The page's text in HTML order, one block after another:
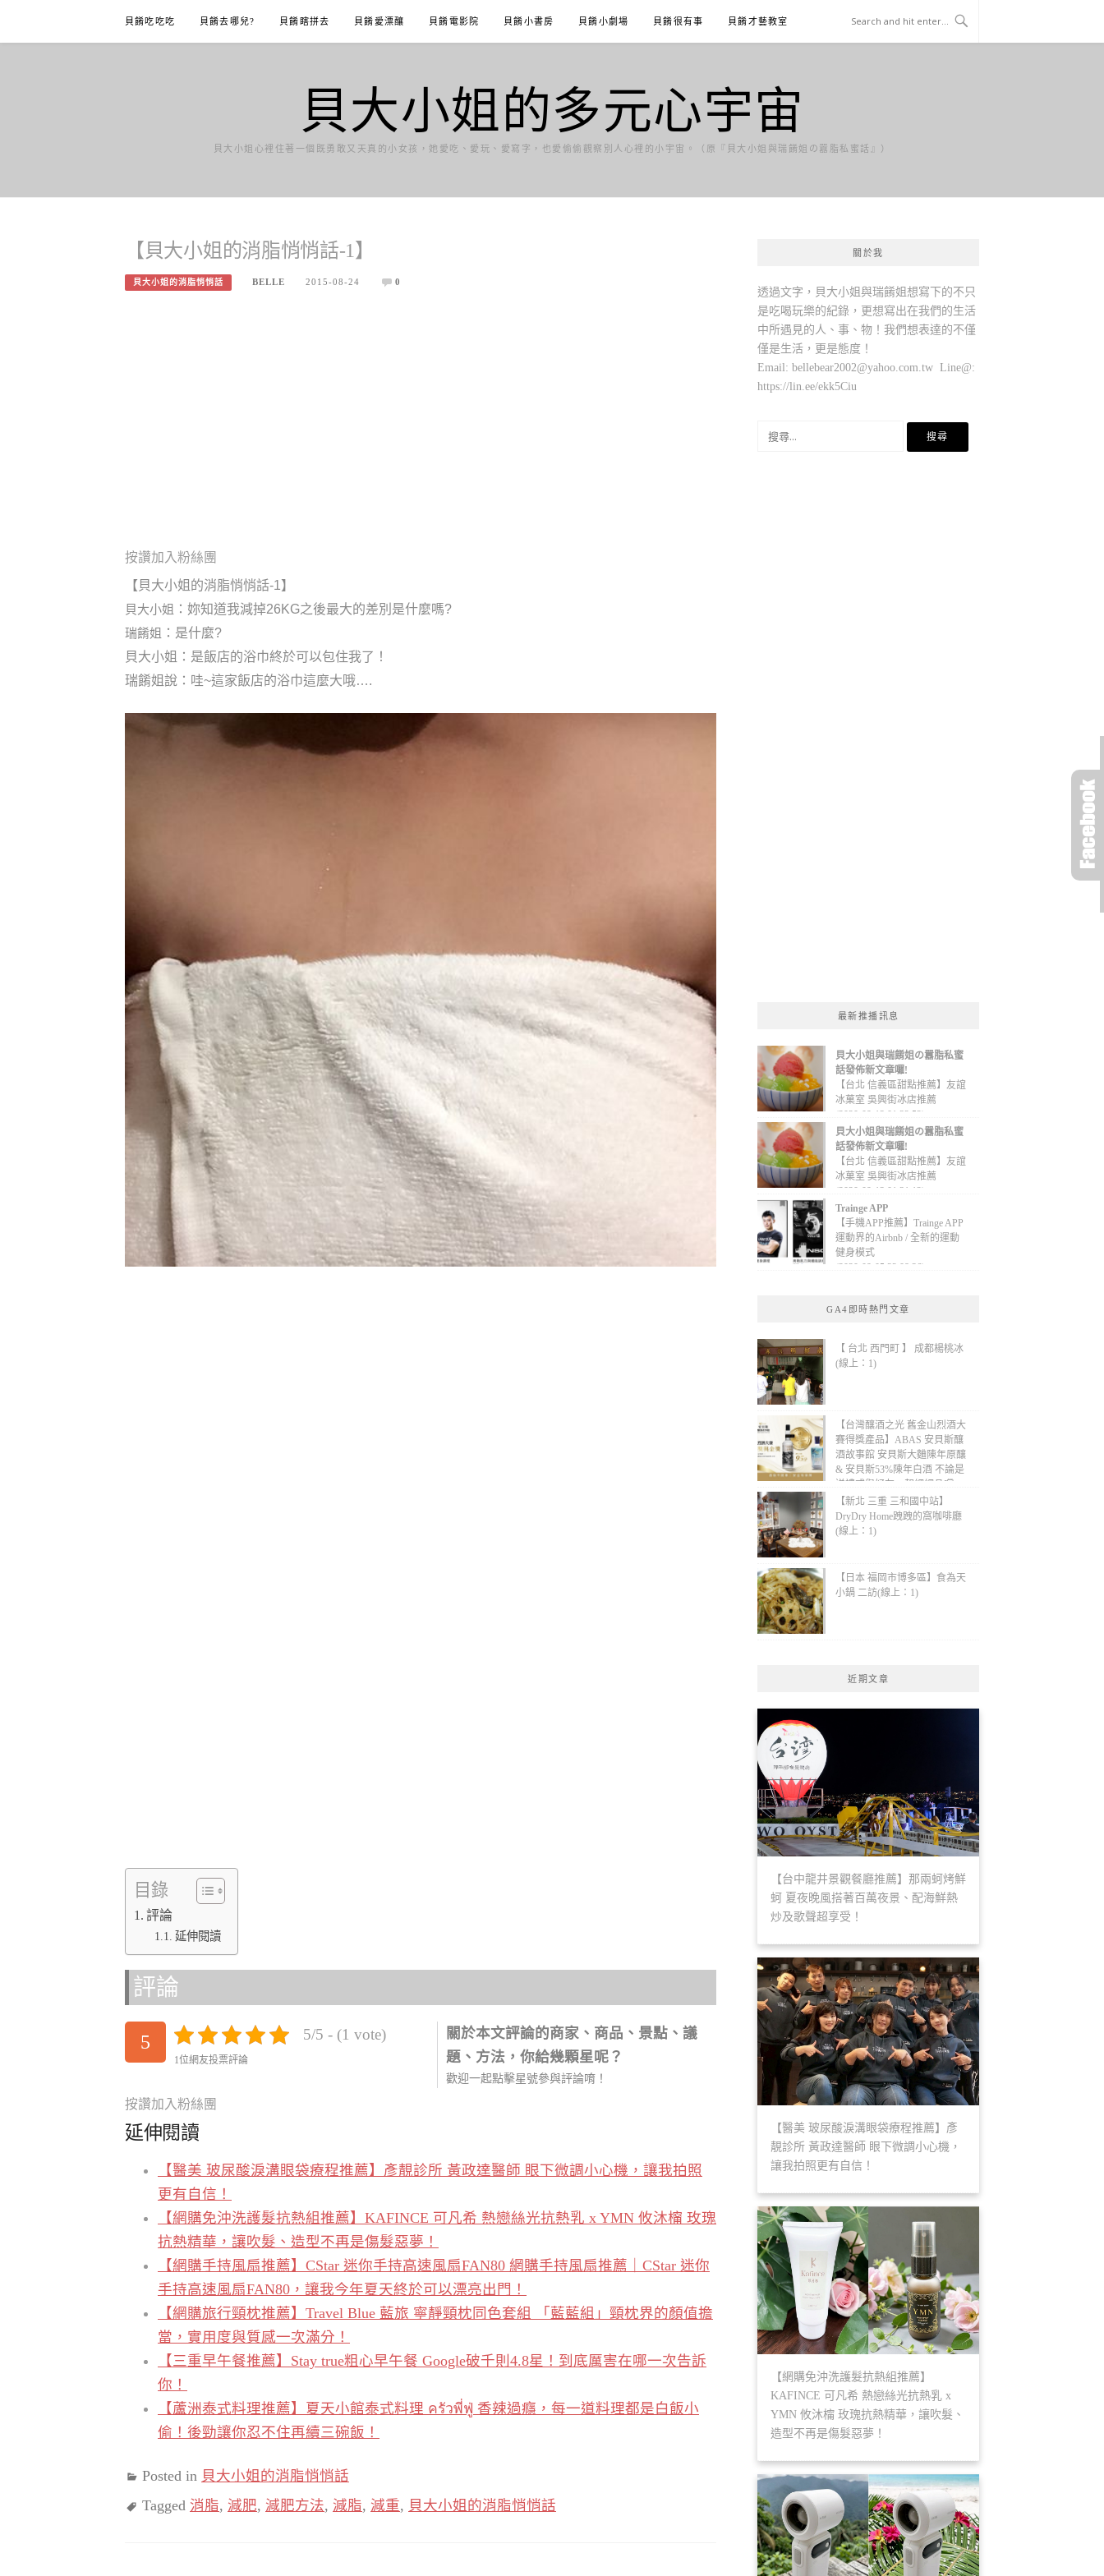
content
貝餚吃吃吃 貝餚去哪兒? 貝餚瞎拼去 貝餚愛漂釀 貝餚電影院 貝餚小書房 貝餚小劇場 貝餚很有事 貝餚才藝教室
貝大小姐的多元心宇宙
貝大小姐心裡住著一個既勇敢又天真的小女孩，她愛吃、愛玩、愛寫字，也愛偷偷觀察別人心裡的小宇宙。（原『貝大小姐與瑞餚姐の囂脂私蜜話』）
【貝大小姐的消脂悄悄話-1】
貝大小姐的消脂悄悄話 BELLE 2015-08-24 0
按讚加入粉絲團
【貝大小姐的消脂悄悄話-1】
貝大小姐‬ ：妳知道我減掉26KG之後最大的差別是什麼嗎?
瑞餚姐‬ ：是什麼?
貝大小姐：是飯店的浴巾終於可以包住我了！
瑞餚姐說：哇~這家飯店的浴巾這麼大哦….
目錄
評論
延伸閱讀
評論
5 5/5 - (1 vote)
1位網友投票評論
關於本文評論的商家、商品、景點、議
題、方法，你給幾顆星呢？
歡迎一起點擊星號參與評論唷！
按讚加入粉絲團
延伸閱讀
【醫美 玻尿酸淚溝眼袋療程推薦】彥靚診所 黃政達醫師 眼下微調小心機，讓我拍照
更有自信！
【網購免沖洗護髮抗熱組推薦】KAFINCE 可凡希 熱戀絲光抗熱乳 x YMN 攸沐橣 玫瑰
抗熱精華，讓吹髮、造型不再是傷髮惡夢！
【網購手持風扇推薦】CStar 迷你手持高速風扇FAN80 網購手持風扇推薦｜CStar 迷你
手持高速風扇FAN80，讓我今年夏天終於可以漂亮出門！
【網購旅行頸枕推薦】Travel Blue 藍旅 寧靜頸枕同色套組 「藍藍組」頸枕界的顏值擔
當，實用度與質感一次滿分！
【三重早午餐推薦】Stay true粗心早午餐 Google破千則4.8星！到底厲害在哪一次告訴
你！
【蘆洲泰式料理推薦】夏天小館泰式料理 ครัวพี่ฟู่ 香辣過癮，每一道料理都是白飯小
偷！後勁讓你忍不住再續三碗飯！
Posted in 貝大小姐的消脂悄悄話
Tagged 消脂, 減肥, 減肥方法, 減脂, 減重, 貝大小姐的消脂悄悄話
關於我
透過文字，貝大小姐與瑞餚姐想寫下的不只
是吃喝玩樂的紀錄，更想寫出在我們的生活
中所遇見的人、事、物！我們想表達的不僅
僅是生活，更是態度！
Email: bellebear2002@yahoo.com.tw Line@:
https://lin.ee/ekk5Ciu
最新推播訊息
貝大小姐與瑞餚姐の囂脂私蜜
話發佈新文章囉!
【台北 信義區甜點推薦】友誼
冰菓室 吳興街冰店推薦
(2020-09-13 01:32:52)
貝大小姐與瑞餚姐の囂脂私蜜
話發佈新文章囉!
【台北 信義區甜點推薦】友誼
冰菓室 吳興街冰店推薦
(2020-09-13 01:31:12)
Trainge APP
【手機APP推薦】Trainge APP
運動界的Airbnb / 全新的運動
健身模式
(2020-09-05 22:08:36)
GA4即時熱門文章
【 台北 西門町 】 成都楊桃冰
(線上：1)
【台灣釀酒之光 舊金山烈酒大
賽得獎產品】ABAS 安貝斯釀
酒故事館 安貝斯大麯陳年原釀
& 安貝斯53%陳年白酒 不論是
送禮或與好友一起細細品嚐，
都是品味十足的最佳選擇！(線
上：1)
【新北 三重 三和國中站】
DryDry Home跩跩的窩咖啡廳
(線上：1)
【日本 福岡市博多區】食為天
小鍋 二訪(線上：1)
近期文章
【台中龍井景觀餐廳推薦】那兩蚵烤鮮
蚵 夏夜晚風搭著百萬夜景、配海鮮熱
炒及歌聲超享受！
【醫美 玻尿酸淚溝眼袋療程推薦】彥
靚診所 黃政達醫師 眼下微調小心機，
讓我拍照更有自信！
【網購免沖洗護髮抗熱組推薦】
KAFINCE 可凡希 熱戀絲光抗熱乳 x
YMN 攸沐橣 玫瑰抗熱精華，讓吹髮、
造型不再是傷髮惡夢！